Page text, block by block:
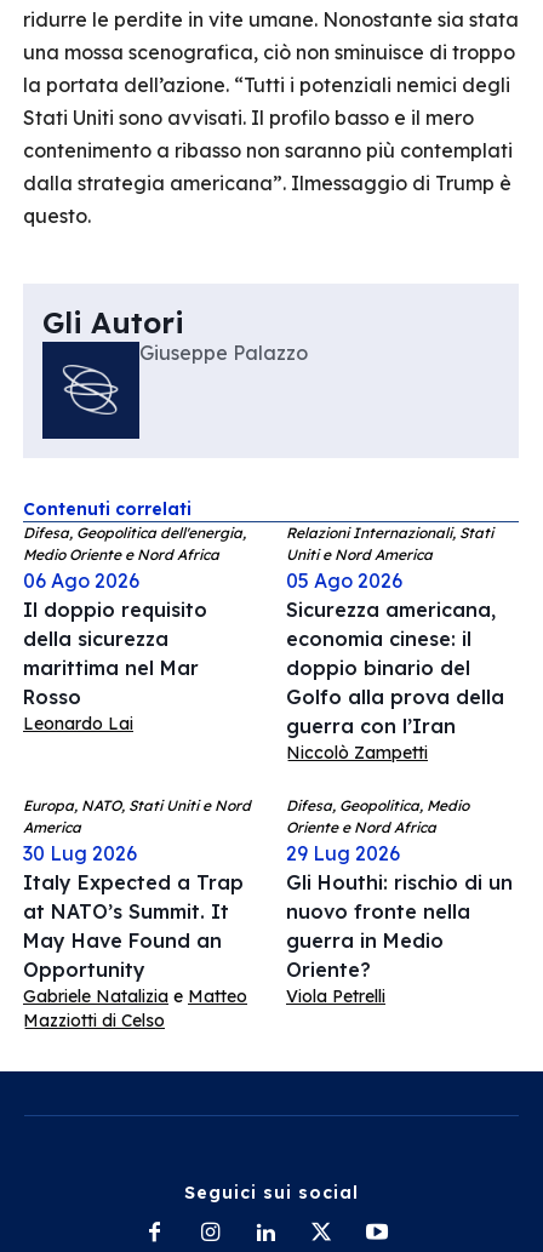
ridurre le perdite in vite umane. Nonostante sia stata
una mossa scenografica, ciò non sminuisce di troppo
la portata dell’azione. “Tutti i potenziali nemici degli
Stati Uniti sono avvisati. Il profilo basso e il mero
contenimento a ribasso non saranno più contemplati
dalla strategia americana”. Ilmessaggio di Trump è
questo.
Gli Autori
Giuseppe Palazzo
Contenuti correlati
Difesa, Geopolitica dell'energia,
Medio Oriente e Nord Africa
06 Ago 2026
Il doppio requisito
della sicurezza
marittima nel Mar
Rosso
Leonardo Lai
Relazioni Internazionali, Stati
Uniti e Nord America
05 Ago 2026
Sicurezza americana,
economia cinese: il
doppio binario del
Golfo alla prova della
guerra con l’Iran
Niccolò Zampetti
Europa, NATO, Stati Uniti e Nord
America
30 Lug 2026
Italy Expected a Trap
at NATO’s Summit. It
May Have Found an
Opportunity
Gabriele Natalizia e Matteo
Mazziotti di Celso
Difesa, Geopolitica, Medio
Oriente e Nord Africa
29 Lug 2026
Gli Houthi: rischio di un
nuovo fronte nella
guerra in Medio
Oriente?
Viola Petrelli
Seguici sui social